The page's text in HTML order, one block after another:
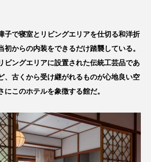
子で寝室とリビングエリアを仕切る和洋折
初からの内装をできるだけ踏襲している。
ビングエリアに設置された伝統工芸品であ
、古くから受け継がれるものが心地良い空
にこのホテルを象徴する館だ。